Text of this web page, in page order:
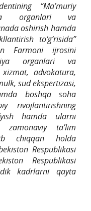
“Ma’muriy
organlari va
oshirish hamda
to‘g‘risida”
Farmoni ijrosini
organlari va
advokatura,
sud ekspertizasi,
boshqa soha
rivojlantirishning
hamda ularni
ta’lim
chiqqan holda
Respublikasi
Respublikasi
kadrlarni qayta